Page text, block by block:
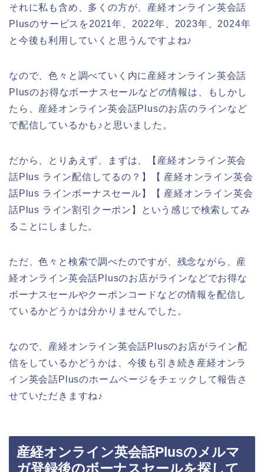
それに私も含め、多くの方が、産経オンライン英会話
Plusのサービスを2021年、2022年、2023年、2024年
と今後も利用していくと思うんですよね♪
なので、色々と調べていく内に産経オンライン英会話
Plusのお得なボーナスセールなどの情報は、もしかし
たら、産経オンライン英会話Plusのお店のラインなど
で配信しているかも♪と思いました。
だから、とりあえず、まずは、【産経オンライン英会
話Plus ライン配信してるの？】【 産経オンライン英会
話Plus ラインボーナスセール】【 産経オンライン英会
話Plus ライン割引クーポン】という感じで検索してみ
ることにしました。
ただ、色々と検索で調べたのですが、残念ながら、産
経オンライン英会話Plusのお店がラインなどでお得な
ボーナスセールやクーポンコードなどの情報を配信し
ているかどうかは分かりませんでした。
なので、産経オンライン英会話Plusのお店がライン配
信をしているかどうかは、今後も引き続き産経オンラ
イン英会話Plusのホームページをチェックして報告さ
せていただきますね♪
産経オンライン英会話Plusのメルマ
ガ登録後のボーナスセールを探して